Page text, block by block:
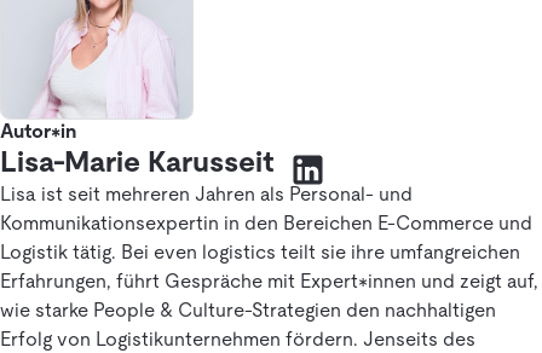
Autor*in
Lisa-Marie Karusseit
Lisa ist seit mehreren Jahren als Personal- und
Kommunikationsexpertin in den Bereichen E-Commerce und
Logistik tätig. Bei even logistics teilt sie ihre umfangreichen
Erfahrungen, führt Gespräche mit Expert*innen und zeigt auf,
wie starke People & Culture-Strategien den nachhaltigen
Erfolg von Logistikunternehmen fördern. Jenseits des